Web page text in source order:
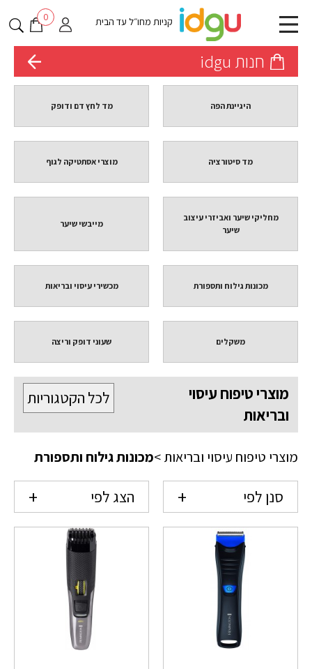
קניות מחו״ל עד הבית 0
חנות idgu
היגיינת הפה מד לחץ דם ודופק
מד סיטורציה מוצרי אסתטיקה לגוף
מחליקי שיער ואביזרי עיצוב
שיער
מייבשי שיער
מכונות גילוח ותספורת מכשירי עיסוי ובריאות
משקלים שעוני דופק וריצה
לכל הקטגוריות
מוצרי טיפוח עיסוי
ובריאות
מוצרי טיפוח עיסוי ובריאות>מכונות גילוח ותספורת
סנן לפי הצג לפי